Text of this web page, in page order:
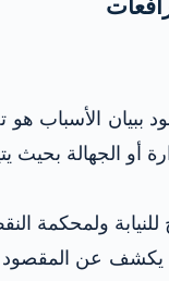
الأسباب
أو الجهالة
ولمحكمة
يكشف عن